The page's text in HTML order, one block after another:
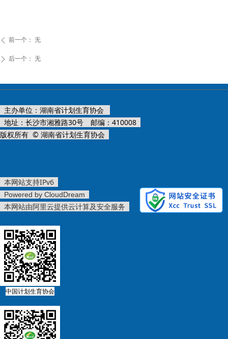
ꄴ 前一个： 无
ꄲ 后一个： 无
主办单位：湖南省计划生育协会
地址：长沙市湘雅路30号 邮编：410008
版权所有 © 湖南省计划生育协会
中国计划生育协会
本网站支持IPv6
Powered by CloudDream
本网站由阿里云提供云计算及安全服务